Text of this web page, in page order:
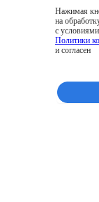
Нажимая
на
с
Политики
и согласен